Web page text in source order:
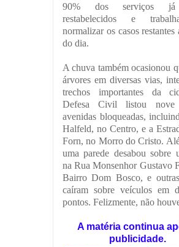
90% dos serviços já
restabelecidos e
normalizar os casos
do dia.
A chuva também ocasionou
árvores em diversas vias,
trechos importantes da
Defesa Civil listou
avenidas bloqueadas,
Halfeld, no Centro, e a
Forn, no Morro do Cristo.
uma parede desabou sobre
na Rua Monsenhor Gustavo
Bairro Dom Bosco, e
caíram sobre veículos em
pontos. Felizmente, não
A matéria continua
publicidade.